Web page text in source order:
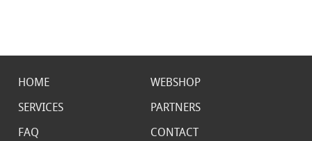
HOME
WEBSHOP
SERVICES
PARTNERS
FAQ
CONTACT